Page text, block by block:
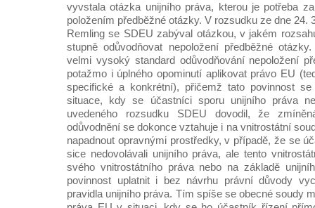
vyvstala otázka unijního práva, kterou je potřeba
položením předběžné otázky. V rozsudku ze dne 24.
Remling se SDEU zabýval otázkou, v jakém
stupně odůvodňovat nepoložení předběžné
velmi vysoký standard odůvodňování nepoložení
potažmo i úplného opominutí aplikovat právo EU
specifické a konkrétní), přičemž tato povinnost
situace, kdy se účastníci sporu unijního práva
uvedeného rozsudku SDEU dovodil, že
odůvodnění se dokonce vztahuje i na vnitrostátní
napadnout opravnými prostředky, v případě, že se
sice nedovolávali unijního práva, ale tento
svého vnitrostátního práva nebo na základě
povinnost uplatnit i bez návrhu právní důvody
pravidla unijního práva. Tím spíše se obecné soudy